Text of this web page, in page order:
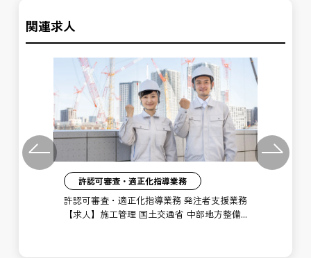
関連求人
Previous
許認可審査・適正化指導業務
許認可審査・適正化指導業務 発注者支援業務
【求人】施工管理 国土交通省 中部地方整備
Next